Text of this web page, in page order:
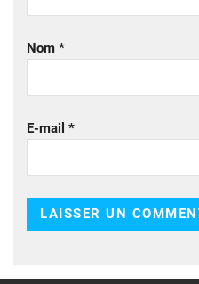
Nom *
E-mail *